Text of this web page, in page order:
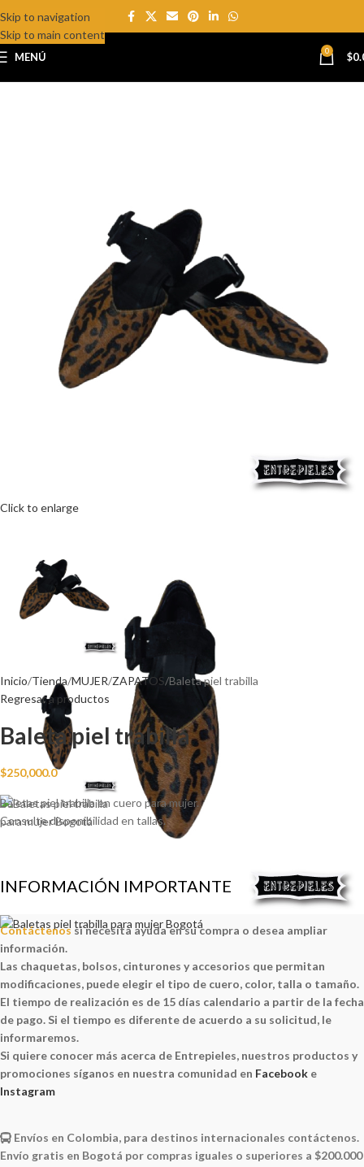
Skip to navigation
Skip to main content
MENÚ 0 $
NEW
Click to enlarge
Inicio Tienda MUJER ZAPATOS Baleta piel trabilla
Regresar a productos
Baleta piel trabilla
$250,000.0
Baletas piel trabilla en cuero para mujer.
Consulte disponibilidad en tallas.
INFORMACIÓN IMPORTANTE
Contáctenos si necesita ayuda en su compra o desea ampliar
información.
Las chaquetas, bolsos, cinturones y accesorios que permitan
modificaciones, puede elegir el tipo de cuero, color, talla o tamaño.
El tiempo de realización es de 15 días calendario a partir de la fecha
de pago. Si el tiempo es diferente de acuerdo a su solicitud, le
informaremos.
Si quiere conocer más acerca de Entrepieles, nuestros productos y
promociones síganos en nuestra comunidad en Facebook e
Instagram
Envíos en Colombia, para destinos internacionales contáctenos.
Envío gratis en Bogotá por compras iguales o superiores a $200.000